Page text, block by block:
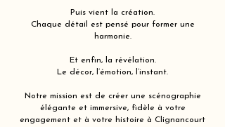
Puis vient la création.
Chaque détail est pensé pour former une
harmonie.
Et enfin, la révélation.
Le décor, l’émotion, l’instant.
Notre mission est de créer une scénographie
élégante et immersive, fidèle à votre
engagement et à votre histoire à Clignancourt